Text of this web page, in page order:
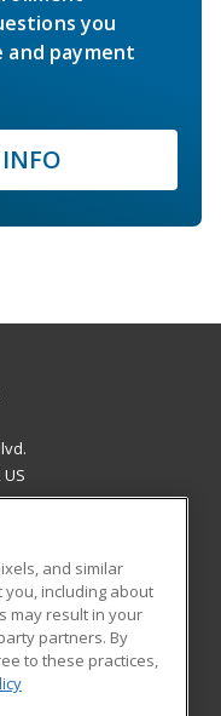
you
and payment
Blog
and similar
including about
may result in your
partners. By
to these practices,